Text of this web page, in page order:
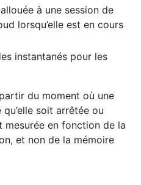
à une session de
lorsqu’elle est en cours
instantanés pour les
du moment où une
qu’elle soit arrêtée ou
mesurée en fonction de la
et non de la mémoire